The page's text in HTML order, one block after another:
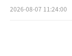
2026-08-07 11:24:00